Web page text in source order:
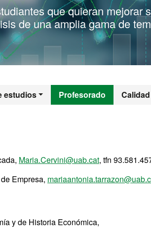
que quieran mejorar
de una amplia gama de
estudios Profesorado Calidad
y
Maria.Cervini@uab.cat, tfn
Empresa,
y de Historia Económica,